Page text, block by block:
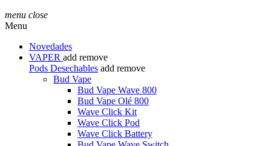
menu close
Menu
Novedades
VAPER add remove
Pods Desechables add remove
Bud Vape
Bud Vape Wave 800
Bud Vape Olé 800
Wave Click Kit
Wave Click Pod
Wave Click Battery